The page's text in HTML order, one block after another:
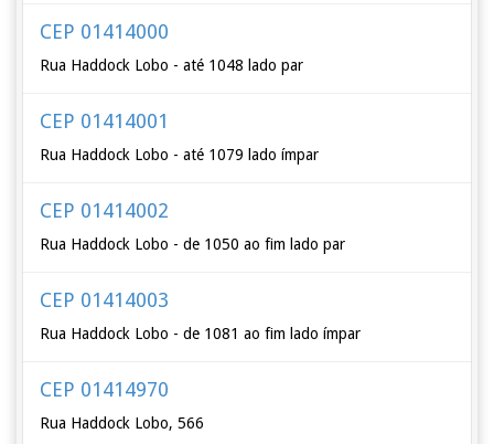
CEP 01414000
Rua Haddock Lobo - até 1048 lado par
CEP 01414001
Rua Haddock Lobo - até 1079 lado ímpar
CEP 01414002
Rua Haddock Lobo - de 1050 ao fim lado par
CEP 01414003
Rua Haddock Lobo - de 1081 ao fim lado ímpar
CEP 01414970
Rua Haddock Lobo, 566